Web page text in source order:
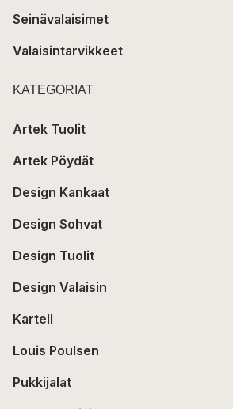
Seinävalaisimet
Valaisintarvikkeet
KATEGORIAT
Artek Tuolit
Artek Pöydät
Design Kankaat
Design Sohvat
Design Tuolit
Design Valaisin
Kartell
Louis Poulsen
Pukkijalat